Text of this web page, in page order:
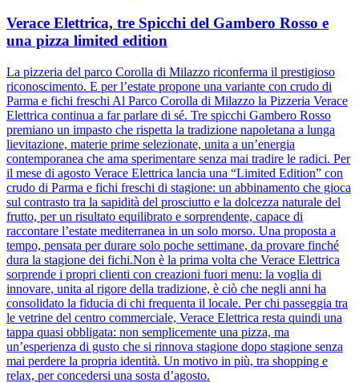
Verace Elettrica, tre Spicchi del Gambero Rosso e
una pizza limited edition
La pizzeria del parco Corolla di Milazzo riconferma il prestigioso
riconoscimento. E per l’estate propone una variante con crudo di
Parma e fichi freschi Al Parco Corolla di Milazzo la Pizzeria Verace
Elettrica continua a far parlare di sé. Tre spicchi Gambero Rosso
premiano un impasto che rispetta la tradizione napoletana a lunga
lievitazione, materie prime selezionate, unita a un’energia
contemporanea che ama sperimentare senza mai tradire le radici. Per
il mese di agosto Verace Elettrica lancia una “Limited Edition” con
crudo di Parma e fichi freschi di stagione: un abbinamento che gioca
sul contrasto tra la sapidità del prosciutto e la dolcezza naturale del
frutto, per un risultato equilibrato e sorprendente, capace di
raccontare l’estate mediterranea in un solo morso. Una proposta a
tempo, pensata per durare solo poche settimane, da provare finché
dura la stagione dei fichi.Non è la prima volta che Verace Elettrica
sorprende i propri clienti con creazioni fuori menu: la voglia di
innovare, unita al rigore della tradizione, è ciò che negli anni ha
consolidato la fiducia di chi frequenta il locale. Per chi passeggia tra
le vetrine del centro commerciale, Verace Elettrica resta quindi una
tappa quasi obbligata: non semplicemente una pizza, ma
un’esperienza di gusto che si rinnova stagione dopo stagione senza
mai perdere la propria identità. Un motivo in più, tra shopping e
relax, per concedersi una sosta d’agosto.